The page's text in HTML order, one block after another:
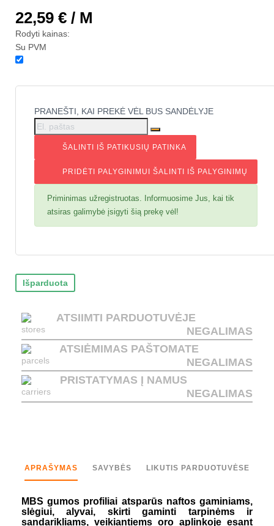
22,59 € / M
Rodyti kainas:
Su PVM
PRANEŠTI, KAI PREKĖ VĖL BUS SANDĖLYJE
ŠALINTI IŠ PATIKUSIŲ PATINKA
PRIDĖTI PALYGINIMUI ŠALINTI IŠ PALYGINIMŲ
Priminimas užregistruotas. Informuosime Jus, kai tik
atsiras galimybė įsigyti šią prekę vėl!
Išparduota
ATSIIMTI PARDUOTUVĖJE
NEGALIMAS
ATSIĖMIMAS PAŠTOMATE
NEGALIMAS
PRISTATYMAS Į NAMUS
NEGALIMAS
APRAŠYMAS SAVYBĖS LIKUTIS PARDUOTUVĖSE
MBS gumos profiliai atsparūs naftos gaminiams,
slėgiui, alyvai, skirti gaminti tarpinėms ir
sandarikliams, veikiantiems oro aplinkoje esant